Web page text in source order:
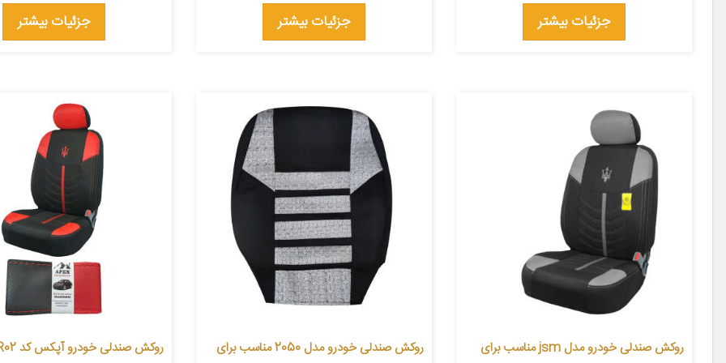
جزئیات بیشتر جزئیات بیشتر جزئیات بیشتر
روکش صندلی خودرو مدل jsm مناسب برای
روکش صندلی خودرو مدل 2050 مناسب برای